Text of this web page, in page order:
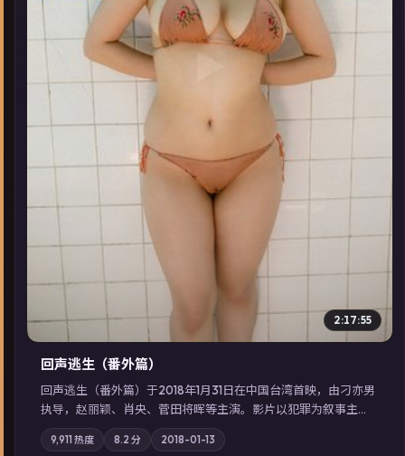
▶
2:17:55
回声逃生（番外篇）
回声逃生（番外篇）于2018年1月31日在中国台湾首映，由刁亦男
执导，赵丽颖、肖央、菅田将晖等主演。影片以犯罪为叙事主
轴，旧案重提，真相与谎言在同一条时间线上交锋；摄影与配乐
强化地域气质；站内亦可通过「国产免费观看高清电视剧在线
9,911 热度 8.2 分 2018-01-13